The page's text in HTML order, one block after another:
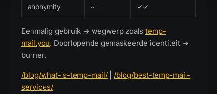
anonymity ~ ✓✓
Eenmalig gebruik → wegwerp zoals temp-
mail.you. Doorlopende gemaskeerde identiteit →
burner.
/blog/what-is-temp-mail/
/blog/best-temp-mail-
services/